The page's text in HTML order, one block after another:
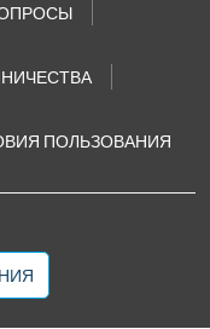
ПОЛЬЗОВАНИЯ